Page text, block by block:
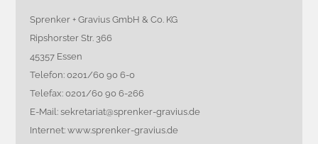
Sprenker + Gravius GmbH & Co. KG
Ripshorster Str. 366
45357 Essen
Telefon: 0201/60 90 6-0
Telefax: 0201/60 90 6-266
E-Mail:sekretariat@sprenker-gravius.de
Internet: www.sprenker-gravius.de